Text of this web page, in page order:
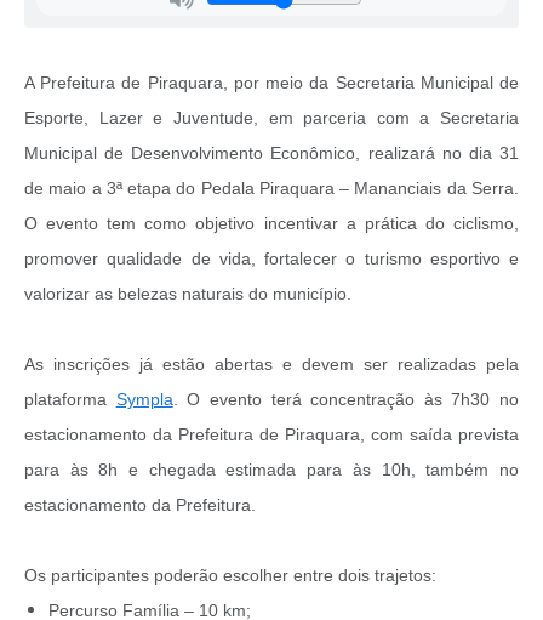
A Prefeitura de Piraquara, por meio da Secretaria Municipal de
Esporte, Lazer e Juventude, em parceria com a Secretaria
Municipal de Desenvolvimento Econômico, realizará no dia 31
de maio a 3ª etapa do Pedala Piraquara – Mananciais da Serra.
O evento tem como objetivo incentivar a prática do ciclismo,
promover qualidade de vida, fortalecer o turismo esportivo e
valorizar as belezas naturais do município.
As inscrições já estão abertas e devem ser realizadas pela
plataforma Sympla . O evento terá concentração às 7h30 no
estacionamento da Prefeitura de Piraquara, com saída prevista
para às 8h e chegada estimada para às 10h, também no
estacionamento da Prefeitura.
Os participantes poderão escolher entre dois trajetos:
Percurso Família – 10 km;